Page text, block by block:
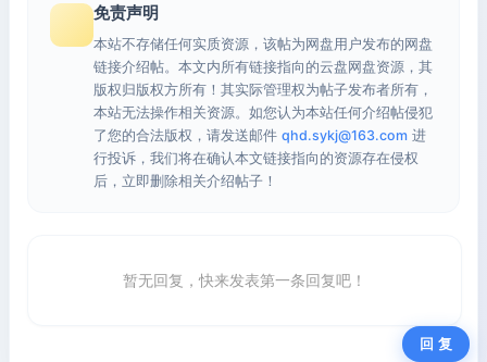
免责声明
本站不存储任何实质资源，该帖为网盘用户发布的网盘
链接介绍帖。本文内所有链接指向的云盘网盘资源，其
版权归版权方所有！其实际管理权为帖子发布者所有，
本站无法操作相关资源。如您认为本站任何介绍帖侵犯
了您的合法版权，请发送邮件 qhd.sykj@163.com 进
行投诉，我们将在确认本文链接指向的资源存在侵权
后，立即删除相关介绍帖子！
暂无回复，快来发表第一条回复吧！
回 复